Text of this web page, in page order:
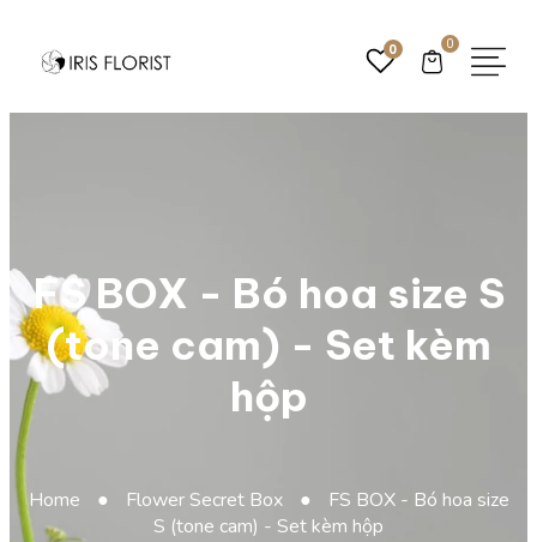
0
0
FS BOX - Bó hoa size S
(tone cam) - Set kèm
hộp
Home ● Flower Secret Box ●
FS BOX - Bó hoa size
S (tone cam) - Set kèm hộp